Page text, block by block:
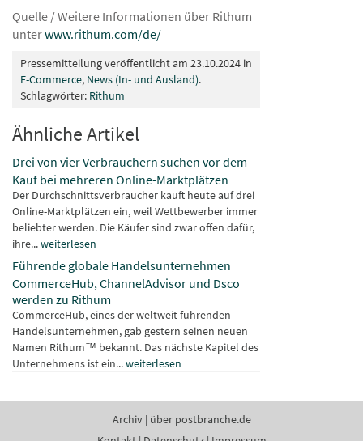
Quelle / Weitere Informationen über Rithum
unterwww.rithum.com/de/
Pressemitteilung veröffentlicht am 23.10.2024 in
E-Commerce, News (In- und Ausland).
Schlagwörter: Rithum
Ähnliche Artikel
Drei von vier Verbrauchern suchen vor dem
Kauf bei mehreren Online-Marktplätzen
Der Durchschnittsverbraucher kauft heute auf drei
Online-Marktplätzen ein, weil Wettbewerber immer
beliebter werden. Die Käufer sind zwar offen dafür,
ihre...weiterlesen
Führende globale Handelsunternehmen
CommerceHub, ChannelAdvisor und Dsco
werden zu Rithum
CommerceHub, eines der weltweit führenden
Handelsunternehmen, gab gestern seinen neuen
Namen Rithum™ bekannt. Das nächste Kapitel des
Unternehmens ist ein...weiterlesen
Archiv| über postbranche.de